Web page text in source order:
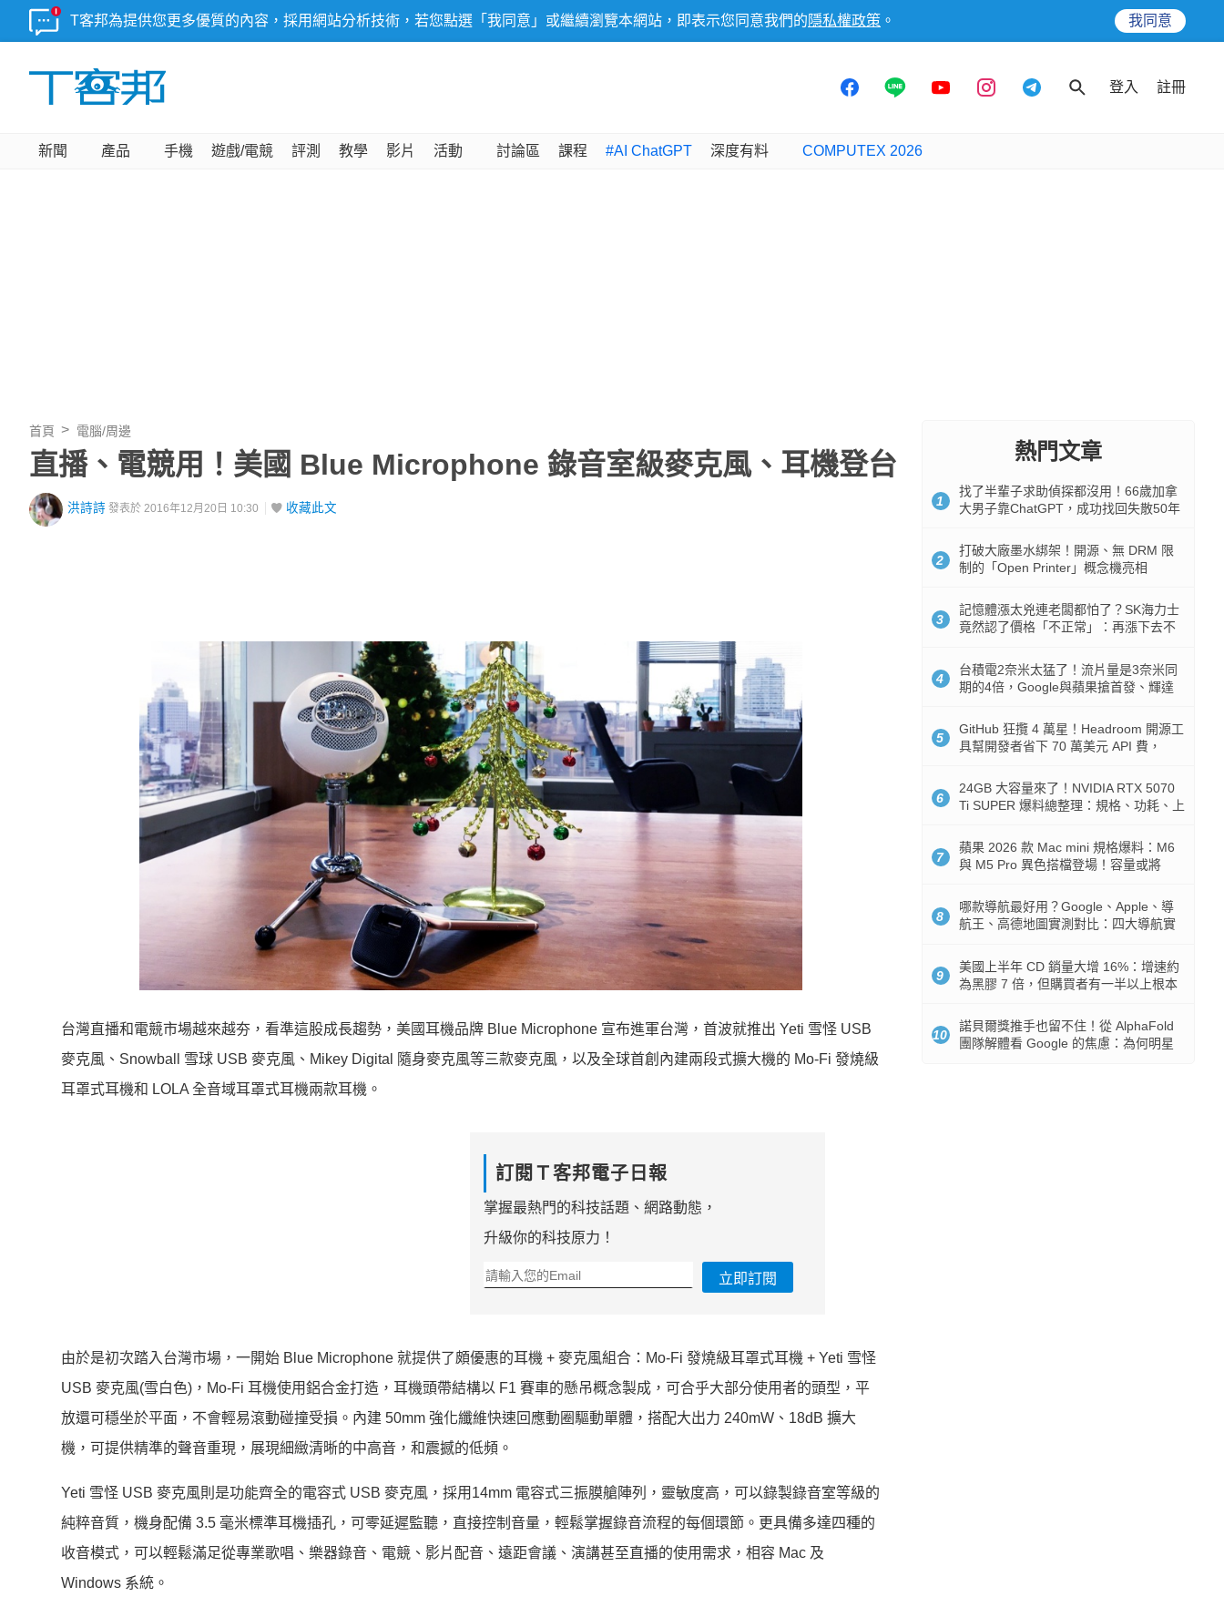
T客邦為提供您更多優質的內容，採用網站分析技術，若您點選「我同意」或繼續瀏覽本網站，即表示您同意我們的 隱私權政策 。 我同意
登入 註冊
新聞 產品 手機 遊戲/電競 評測 教學 影片 活動 討論區 課程 #AI ChatGPT 深度有料 COMPUTEX 2026
首頁 電腦/周邊
直播、電競用！美國 Blue Microphone 錄音室級麥克風、耳機登台
洪詩詩 發表於 2016年12月20日 10:30 收藏此文
台灣直播和電競市場越來越夯，看準這股成長趨勢，美國耳機品牌 Blue Microphone 宣布進軍台灣，首波就推出 Yeti 雪怪 USB
麥克風、Snowball 雪球 USB 麥克風、Mikey Digital 隨身麥克風等三款麥克風，以及全球首創內建兩段式擴大機的 Mo-Fi 發燒級
耳罩式耳機和 LOLA 全音域耳罩式耳機兩款耳機。
訂閱Ｔ客邦電子日報
掌握最熱門的科技話題、網路動態，
升級你的科技原力！
立即訂閱
由於是初次踏入台灣市場，一開始 Blue Microphone 就提供了頗優惠的耳機 + 麥克風組合：Mo-Fi 發燒級耳罩式耳機 + Yeti 雪怪
USB 麥克風(雪白色)，Mo-Fi 耳機使用鋁合金打造，耳機頭帶結構以 F1 賽車的懸吊概念製成，可合乎大部分使用者的頭型，平
放還可穩坐於平面，不會輕易滾動碰撞受損。內建 50mm 強化纖維快速回應動圈驅動單體，搭配大出力 240mW、18dB 擴大
機，可提供精準的聲音重現，展現細緻清晰的中高音，和震撼的低頻。
Yeti 雪怪 USB 麥克風則是功能齊全的電容式 USB 麥克風，採用14mm 電容式三振膜艙陣列，靈敏度高，可以錄製錄音室等級的
純粹音質，機身配備 3.5 毫米標準耳機插孔，可零延遲監聽，直接控制音量，輕鬆掌握錄音流程的每個環節。更具備多達四種的
收音模式，可以輕鬆滿足從專業歌唱、樂器錄音、電競、影片配音、遠距會議、演講甚至直播的使用需求，相容 Mac 及
Windows 系統。
熱門文章
1
找了半輩子求助偵探都沒用！66歲加拿
大男子靠ChatGPT，成功找回失散50年
2
打破大廠墨水綁架！開源、無 DRM 限
制的「Open Printer」概念機亮相
3
記憶體漲太兇連老闆都怕了？SK海力士
竟然認了價格「不正常」：再漲下去不
4
台積電2奈米太猛了！流片量是3奈米同
期的4倍，Google與蘋果搶首發、輝達
5
GitHub 狂攬 4 萬星！Headroom 開源工
具幫開發者省下 70 萬美元 API 費，
6
24GB 大容量來了！NVIDIA RTX 5070
Ti SUPER 爆料總整理：規格、功耗、上
7
蘋果 2026 款 Mac mini 規格爆料：M6
與 M5 Pro 異色搭檔登場！容量或將
8
哪款導航最好用？Google、Apple、導
航王、高德地圖實測對比：四大導航實
9
美國上半年 CD 銷量大增 16%：增速約
為黑膠 7 倍，但購買者有一半以上根本
10
諾貝爾獎推手也留不住！從 AlphaFold
團隊解體看 Google 的焦慮：為何明星